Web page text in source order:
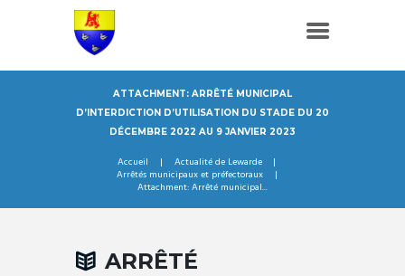
ATTACHMENT: ARRÊTÉ MUNICIPAL
D’INTERDICTION D’UTILISATION DU STADE DU 20
DÉCEMBRE 2022 AU 9 JANVIER 2023
Accueil
Actualité de Lewarde
Arrêtés municipaux et préfectoraux
Attachment: Arrêté municipal...
ARRÊTÉ